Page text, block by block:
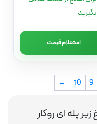
بگیرید
استعلام قیمت
9
10
←
پله ای روکار